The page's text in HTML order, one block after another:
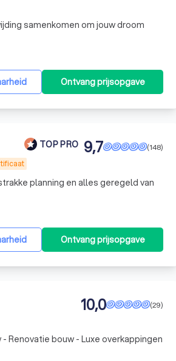
samenkomen om jouw droom
Ontvang prijsopgave
TOP PRO (148)
9,7
planning en alles geregeld van
Ontvang prijsopgave
(29)
10,0
- Renovatie bouw - Luxe overkappingen